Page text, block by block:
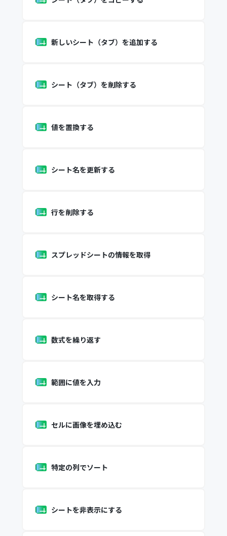
新しいシート（タブ）を追加する
シート（タブ）を削除する
値を置換する
シート名を更新する
行を削除する
スプレッドシートの情報を取得
シート名を取得する
数式を繰り返す
範囲に値を入力
セルに画像を埋め込む
特定の列でソート
シートを非表示にする